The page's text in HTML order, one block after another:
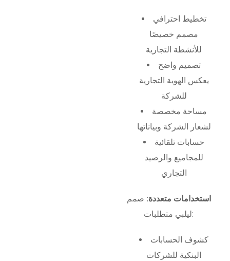
تخطيط احترافي
مصمم خصيصًا
للأنشطة التجارية
تصميم واضح
يعكس الهوية التجارية
للشركة
مساحة مخصصة
لشعار الشركة وبياناتها
حسابات تلقائية
للمجاميع والرصيد
التجاري
استخدامات متعددة: صمم
ليلبي متطلبات:
كشوف الحسابات
البنكية للشركات